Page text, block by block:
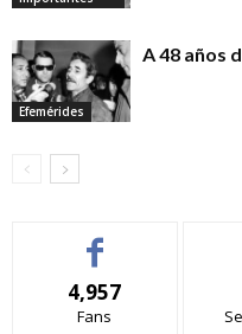
Efemérides
A 48 años
4,957
Fans